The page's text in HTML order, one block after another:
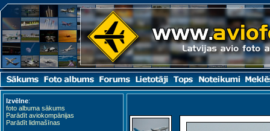
Izvēlne:
foto albuma sākums
Parādīt aviokompānijas
Parādīt lidmašīnas